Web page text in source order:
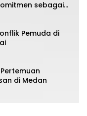
sebagai
Aspirasi
Pemuda di
Pertemuan
di Medan